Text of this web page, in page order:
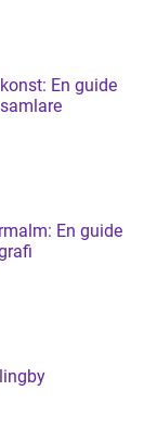
En guide
En guide